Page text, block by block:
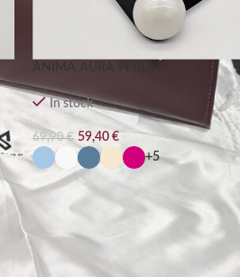
ANIMA AURA PERLATA
In stock
69,90€ 59,40€
+5